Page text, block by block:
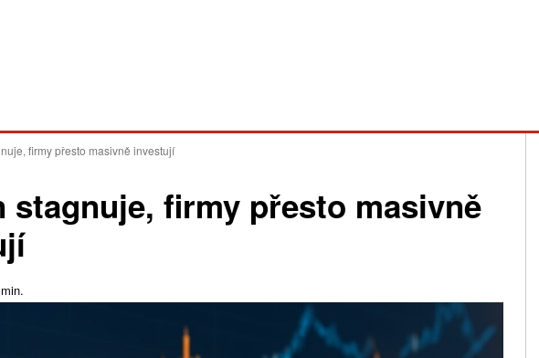
firmy přesto masivně investují
stagnuje, firmy přesto masivně
min.